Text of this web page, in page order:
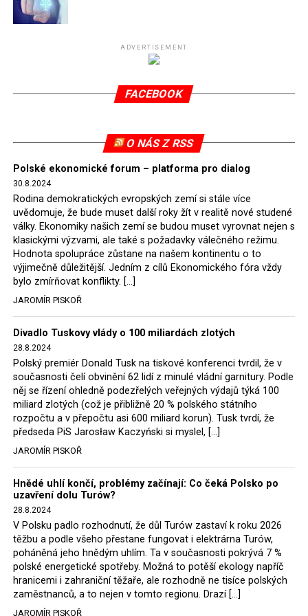
Připomeňme, že ukončení těžby hnědého uhlí pro
(SDEU) v souvislosti se stížnostmi českých samospráv
verdiktem španělské soudkyně Rosario Silva de Lapureta
tomuto rozhodnutí nevyhověla, proto na žádost
2022, než byl tento případ z důvodu uzavření dohody
Polska s Českou republikou o odstranění příčin sporu o
důl Turów vymazán z rejstříku tribunálu. Celkem si
Polsko nechalo z přiznaných evropských fondů odečíst
asi 70 milionů eur na pokutách a 45 milionů eur
zaplatilo jako odškodnění České republice – ale jak důl,
tak elektrárna nadále fungovaly. Už tehdy zástupci
tehdejší opozice a dnes vládnoucí koalice, jako
místopředseda Občanské platformy (PO) Rafał
Hołownia, přímo řekli, že by se polská vláda měla
tomuto rozhodnutí podřídit.
Rozhodnutí polského ministra spravedlnosti jistě potěší
německé, české a polské ekology, ale i těžaře. Je těžké si
představit, že by o takové věci rozhodoval sám ministr
Bodnar. Musel získat politický souhlas vládnoucí koalice.
Stále jsou totiž platné argumenty Morawieckého vlády,
že důl i elektrárna jsou – kromě zabezpečování cca 7 %
polského energetického mixu – klíčovými podniky, spolu
se svými dceřinými společnostmi zaměstnávají cca pět
tisíc lidí. Navíc s činností dolu a elektrárny nepřímo
souvisí dalších několik desítek tisíc pracovních míst v
regionu. Zelená politika ale opět zvítězila.
Rozhodnutí polského ministra spravedlnosti jistě potěší
německé, české a polské ekology, kteří žalobu u
ADVERTISEMENT
FACEBOOK
O NÁS Z RSS
Polské ekonomické forum – platforma pro dialog
30.8.2024
Rodina demokratických evropských zemí si stále více
uvědomuje, že bude muset další roky žít v realitě nové studené
války. Ekonomiky našich zemí se budou muset vyrovnat nejen s
klasickými výzvami, ale také s požadavky válečného režimu.
Hodnota spolupráce zůstane na našem kontinentu o to
výjimečně důležitější. Jedním z cílů Ekonomického fóra vždy
bylo zmírňovat konflikty. […]
JAROMÍR PISKOŘ
Divadlo Tuskovy vlády o 100 miliardách zlotých
28.8.2024
Polský premiér Donald Tusk na tiskové konferenci tvrdil, že v
současnosti čelí obvinění 62 lidí z minulé vládní garnitury. Podle
něj se řízení ohledně podezřelých veřejných výdajů týká 100
miliard zlotých (což je přibližně 20 % polského státního
rozpočtu a v přepočtu asi 600 miliard korun). Tusk tvrdí, že
předseda PiS Jarosław Kaczyński si myslel, […]
JAROMÍR PISKOŘ
Hnědé uhlí končí, problémy začínají: Co čeká Polsko po
uzavření dolu Turów?
28.8.2024
V Polsku padlo rozhodnutí, že důl Turów zastaví k roku 2026
těžbu a podle všeho přestane fungovat i elektrárna Turów,
poháněná jeho hnědým uhlím. Ta v současnosti pokrývá 7 %
polské energetické spotřeby. Možná to potěší ekology napříč
hranicemi i zahraniční těžaře, ale rozhodně ne tisíce polských
zaměstnanců, a to nejen v tomto regionu. Drazí […]
JAROMÍR PISKOŘ